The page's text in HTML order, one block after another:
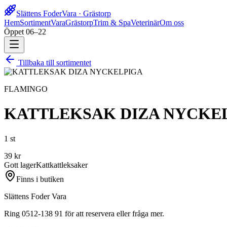
Slättens FoderVara · Grästorp
HemSortimentVaraGrästorpTrim & SpaVeterinärOm oss
Öppet 06–22
Tillbaka till sortimentet
FLAMINGO
KATTLEKSAK DIZA
1 st
39 kr
Gott lagerKattkattleksaker
Finns i butiken
Slättens Foder Vara
Ring 0512-138 91 för att reservera eller fråga mer.